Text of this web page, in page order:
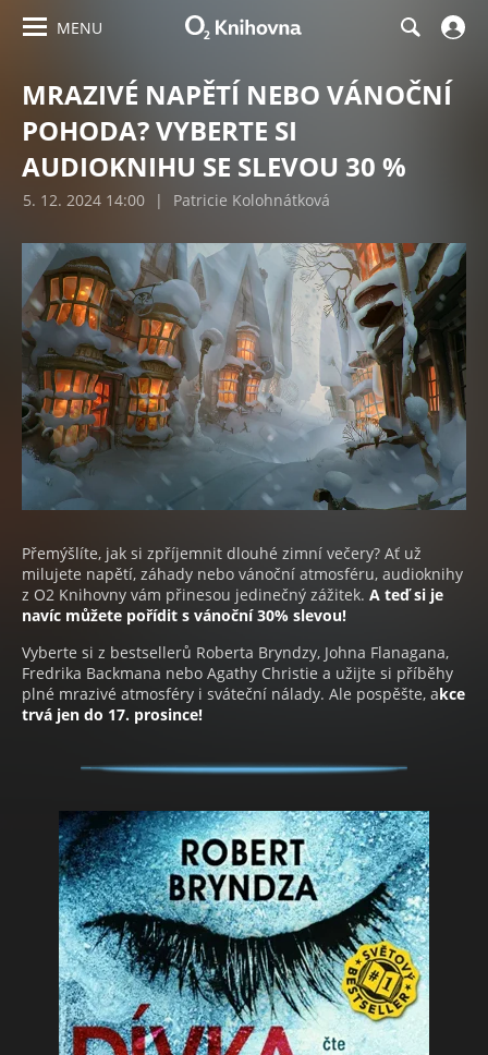
MENU
MRAZIVÉ NAPĚTÍ NEBO VÁNOČNÍ
POHODA? VYBERTE SI
AUDIOKNIHU SE SLEVOU 30 %
5. 12. 2024 14:00 | Patricie Kolohnátková
Přemýšlíte, jak si zpříjemnit dlouhé zimní večery? Ať už
milujete napětí, záhady nebo vánoční atmosféru, audioknihy
z O2 Knihovny vám přinesou jedinečný zážitek. A teď si je
navíc můžete pořídit s vánoční 30% slevou!
Vyberte si z bestsellerů Roberta Bryndzy, Johna Flanagana,
Fredrika Backmana nebo Agathy Christie a užijte si příběhy
plné mrazivé atmosféry i sváteční nálady. Ale pospěšte, akce
trvá jen do 17. prosince!